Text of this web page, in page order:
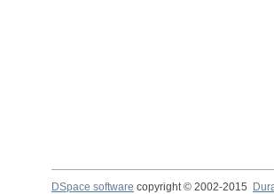
DSpace software copyright © 2002-2015